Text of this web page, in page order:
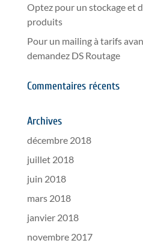
Optez pour un stockage et
produits
Pour un mailing à tarifs
demandez DS Routage
Commentaires récents
Archives
décembre 2018
juillet 2018
juin 2018
mars 2018
janvier 2018
novembre 2017